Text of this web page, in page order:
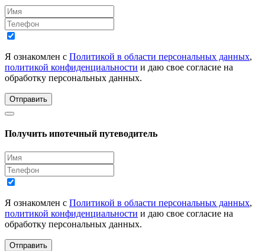
Я ознакомлен с Политикой в области персональных данных,
политикой конфиденциальности и даю свое согласие на
обработку персональных данных.
Отправить
Получить ипотечный путеводитель
Я ознакомлен с Политикой в области персональных данных,
политикой конфиденциальности и даю свое согласие на
обработку персональных данных.
Отправить